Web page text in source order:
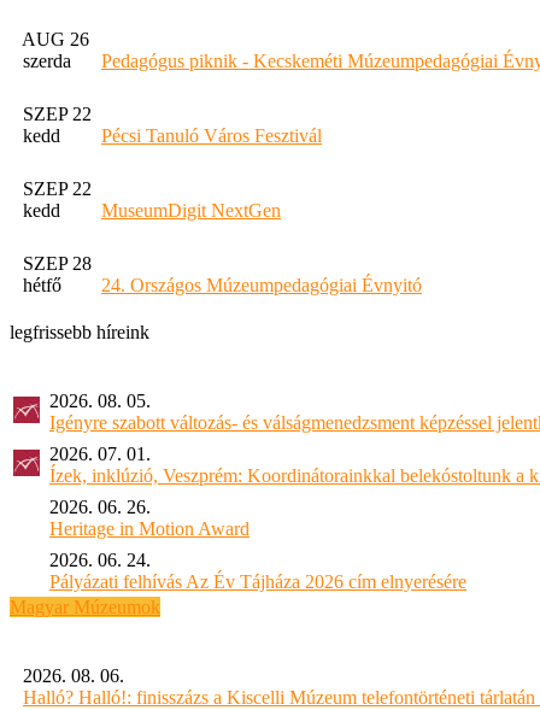
AUG 26
szerda
Pedagógus piknik - Kecskeméti Múzeumpedagógiai
SZEP 22
kedd
Pécsi Tanuló Város Fesztivál
SZEP 22
kedd
MuseumDigit NextGen
SZEP 28
hétfő
24. Országos Múzeumpedagógiai Évnyitó
legfrissebb híreink
2026. 08. 05.
Igényre szabott változás- és válságmenedzsment képzéssel
2026. 07. 01.
Ízek, inklúzió, Veszprém: Koordinátorainkkal belekóstoltunk a
2026. 06. 26.
Heritage in Motion Award
2026. 06. 24.
Pályázati felhívás Az Év Tájháza 2026 cím elnyerésére
Magyar Múzeumok
2026. 08. 06.
Halló? Halló!: finisszázs a Kiscelli Múzeum telefontörténeti tárlatán